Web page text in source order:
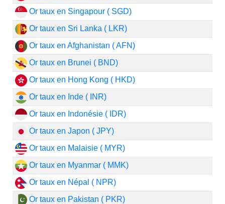
Or taux en Singapour ( SGD)
Or taux en Sri Lanka ( LKR)
Or taux en Afghanistan ( AFN)
Or taux en Brunei ( BND)
Or taux en Hong Kong ( HKD)
Or taux en Inde ( INR)
Or taux en Indonésie ( IDR)
Or taux en Japon ( JPY)
Or taux en Malaisie ( MYR)
Or taux en Myanmar ( MMK)
Or taux en Népal ( NPR)
Or taux en Pakistan ( PKR)